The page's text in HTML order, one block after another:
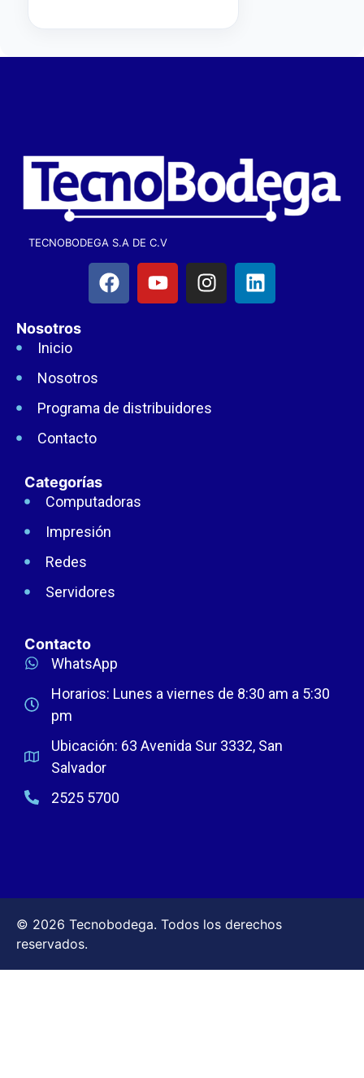
TECNOBODEGA S.A DE C.V
Nosotros
Inicio
Nosotros
Programa de distribuidores
Contacto
Categorías
Computadoras
Impresión
Redes
Servidores
Contacto
WhatsApp
Horarios: Lunes a viernes de 8:30 am a 5:30
pm
Ubicación: 63 Avenida Sur 3332, San
Salvador
2525 5700
© 2026 Tecnobodega. Todos los derechos
reservados.